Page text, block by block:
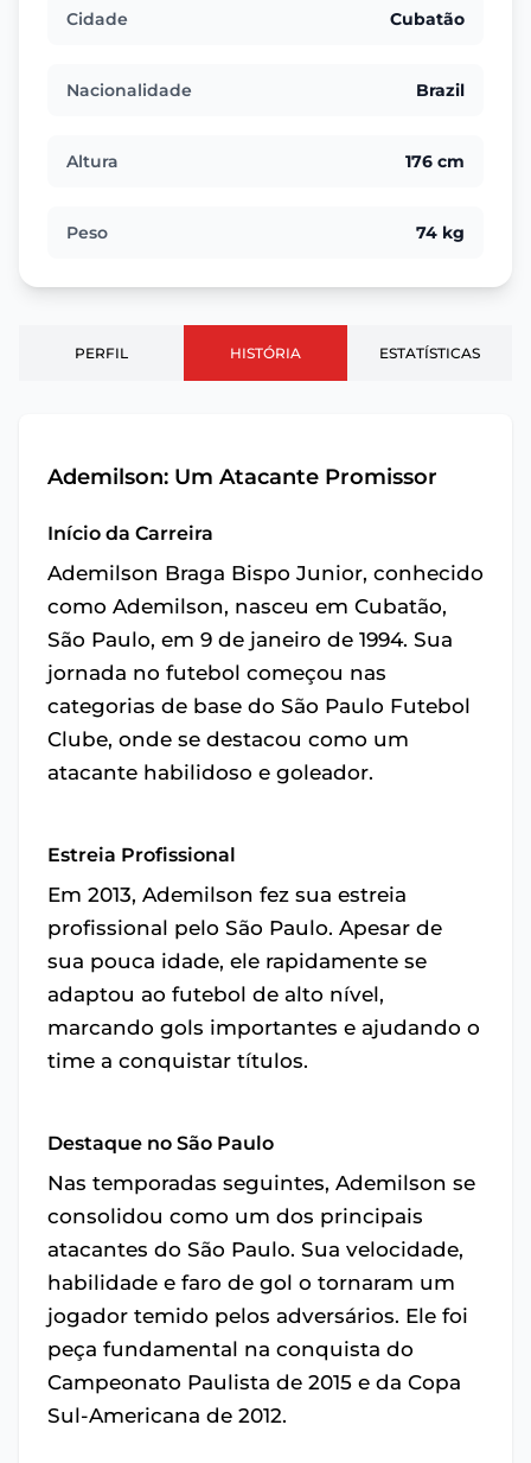
Cidade Cubatão
Nacionalidade Brazil
Altura 176 cm
Peso 74 kg
PERFIL HISTÓRIA ESTATÍSTICAS
Ademilson: Um Atacante Promissor
Início da Carreira
Ademilson Braga Bispo Junior, conhecido
como Ademilson, nasceu em Cubatão,
São Paulo, em 9 de janeiro de 1994. Sua
jornada no futebol começou nas
categorias de base do São Paulo Futebol
Clube, onde se destacou como um
atacante habilidoso e goleador.
Estreia Profissional
Em 2013, Ademilson fez sua estreia
profissional pelo São Paulo. Apesar de
sua pouca idade, ele rapidamente se
adaptou ao futebol de alto nível,
marcando gols importantes e ajudando o
time a conquistar títulos.
Destaque no São Paulo
Nas temporadas seguintes, Ademilson se
consolidou como um dos principais
atacantes do São Paulo. Sua velocidade,
habilidade e faro de gol o tornaram um
jogador temido pelos adversários. Ele foi
peça fundamental na conquista do
Campeonato Paulista de 2015 e da Copa
Sul-Americana de 2012.